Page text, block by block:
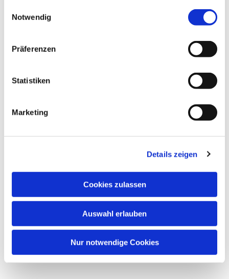
Notwendig
Präferenzen
Statistiken
Marketing
Details zeigen
Cookies zulassen
Auswahl erlauben
Nur notwendige Cookies
Dies könnte Sie auch